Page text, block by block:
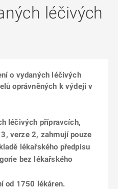
léčivých
o vydaných léčivých
oprávněných k výdeji v
léčivých přípravcích,
verze 2, zahrnují pouze
lékařského předpisu
bez lékařského
od 1750 lékáren.